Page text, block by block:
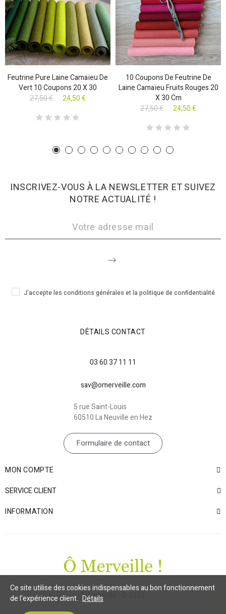
Feutrine Pure Laine Camaïeu De
Vert 10 Coupons 20 X 30
27,50 €
24,50 €
10 Coupons De Feutrine De
Laine Camaïeu Fruits Rouges 20
X 30 Cm
27,50 €
24,50 €
INSCRIVEZ-VOUS À LA NEWSLETTER ET SUIVEZ
NOTRE ACTUALITÉ !
J'accepte les conditions générales et la politique de confidentialité
DÉTAILS CONTACT
03 60 37 11 11
sav@omerveille.com
5 rue Saint-Louis
60510 La Neuville en Hez
Formulaire de contact
MON COMPTE
SERVICE CLIENT
INFORMATION
Ô Merveille ! © 2023
Ce site utilise des cookies indispensables au bon fonctionnement
de l'expérience client. Détails